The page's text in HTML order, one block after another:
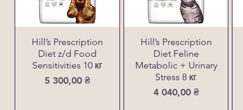
Hill’s Prescription
Diet z/d Food
Sensitivities 10 кг
Ціна
5 300,00 ₴
Hill’s Prescription
Diet Feline
Metabolic + Urinary
Stress 8 кг
Ціна
4 040,00 ₴